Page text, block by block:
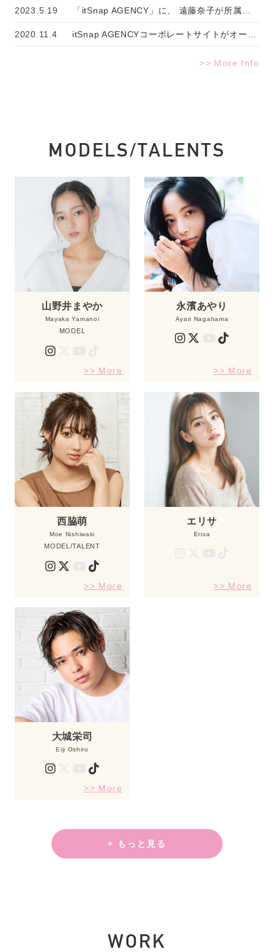
2023.5.19 「itSnap AGENCY」に、 遠藤奈子が所属いたしました。
2020.11.4 itSnap AGENCYコーポレートサイトがオープンしました。
>> More Info
MODELS/TALENTS
山野井まやか
Mayaka Yamanoi
MODEL
>> More
永濱あやり
Ayari Nagahama
>> More
西脇萌
Moe Nishiwaki
MODEL/TALENT
>> More
エリサ
Erisa
>> More
大城栄司
Eiji Oshiro
>> More
+ もっと見る
WORK